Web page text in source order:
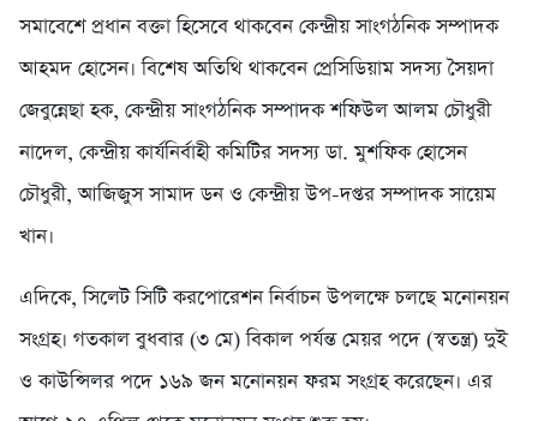
সমাবেশে প্রধান বক্তা হিসেবে থাকবেন কেন্দ্রীয় সাংগঠনিক সম্পাদক
আহমদ হোসেন। বিশেষ অতিথি থাকবেন প্রেসিডিয়াম সদস্য সৈয়দা
জেবুন্নেছা হক, কেন্দ্রীয় সাংগঠনিক সম্পাদক শফিউল আলম চৌধুরী
নাদেল, কেন্দ্রীয় কার্যনির্বাহী কমিটির সদস্য ডা. মুশফিক হোসেন
চৌধুরী, আজিজুস সামাদ ডন ও কেন্দ্রীয় উপ-দপ্তর সম্পাদক সায়েম
খান।
এদিকে, সিলেট সিটি করপোরেশন নির্বাচন উপলক্ষে চলছে মনোনয়ন
সংগ্রহ। গতকাল বুধবার (৩ মে) বিকাল পর্যন্ত মেয়র পদে (স্বতন্ত্র) দুই
ও কাউন্সিলর পদে ১৬৯ জন মনোনয়ন ফরম সংগ্রহ করেছেন। এর